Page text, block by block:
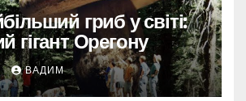
гриб у світі:
гігант Орегону
ВАДИМ